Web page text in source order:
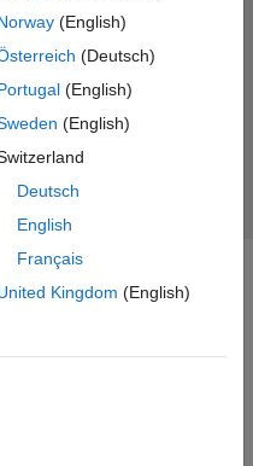
(English)
(Deutsch)
(English)
(English)
Deutsch
English
Français
Kingdom (English)
취급방침
불법 복제 방지